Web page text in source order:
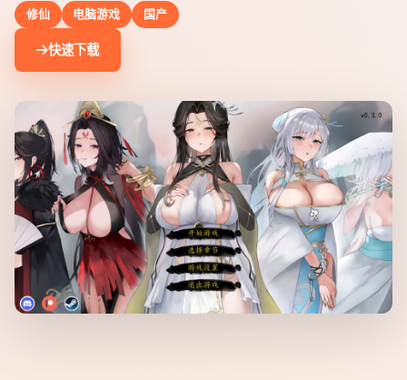
修仙 电脑游戏 国产
快速下载